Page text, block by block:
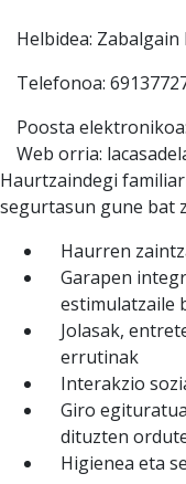
Helbidea: Zabalgain
Telefonoa:
Poosta
Web orria:
Haurtzaindegi
segurtasun gune bat
Haurren
Garapen
estimulatzaile
Jolasak,
errutinak
Interakzio
Giro
dituzten
Higienea eta